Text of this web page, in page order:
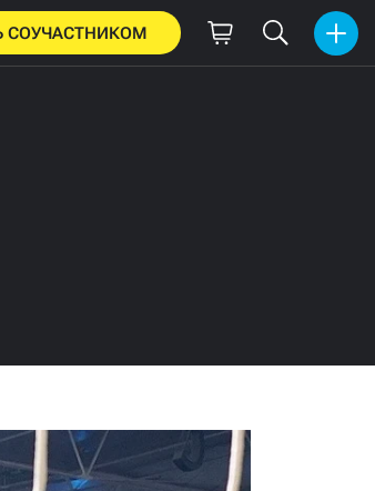
СОУЧАСТНИКОМ